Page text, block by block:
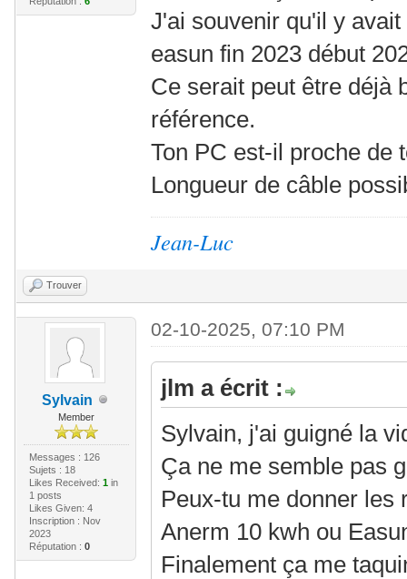
J'ai souvenir qu'il y
easun fin 2023 début
Ce serait peut être déjà
référence.
Ton PC est-il proche de
Longueur de câble
Jean-Luc
Trouver
Sylvain
Member
Messages : 126
Sujets : 18
Likes Received: 1in
1 posts
Likes Given: 4
Inscription : Nov
2023
Réputation : 0
02-10-2025, 07:10 PM
jlm a écrit :
Sylvain, j'ai guigné la
Ça ne me semble pas
Peux-tu me donner les
Anerm 10 kwh ou
Finalement ça me